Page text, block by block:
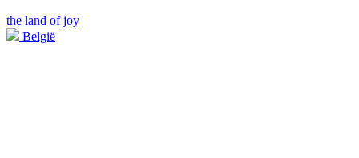
the land of joy
België